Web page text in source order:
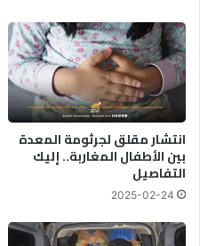
ل
ت
ع
ز
ش
ف
ف
م
ة
ق
ت
ر
و
ع
ة
انتشار مقلق لجرثومة المعدة
بين الأطفال المغاربة.. إليك
التفاصيل
2025-02-24